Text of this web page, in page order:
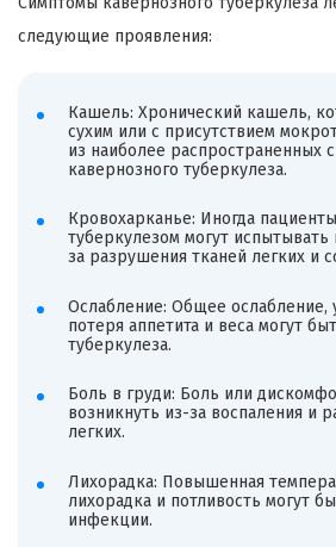
следующие проявления:
Кашель: Хронический кашель,
сухим или с присутствием
из наиболее распространенных
кавернозного туберкулеза.
Кровохарканье: Иногда
туберкулезом могут
за разрушения тканей легких и
Ослабление: Общее ослабление,
потеря аппетита и веса могут
туберкулеза.
Боль в груди: Боль или
возникнуть из-за воспаления и
легких.
Лихорадка: Повышенная
лихорадка и потливость могут
инфекции.